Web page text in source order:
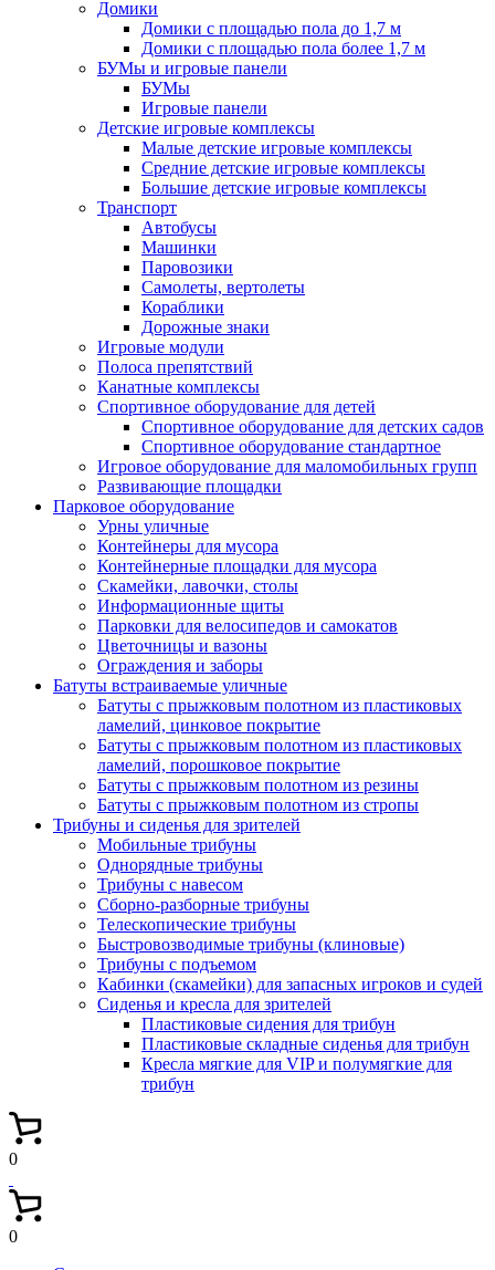
Домики
Домики с площадью пола до 1,7 м
Домики с площадью пола более 1,7 м
БУМы и игровые панели
БУМы
Игровые панели
Детские игровые комплексы
Малые детские игровые комплексы
Средние детские игровые комплексы
Большие детские игровые комплексы
Транспорт
Автобусы
Машинки
Паровозики
Самолеты, вертолеты
Кораблики
Дорожные знаки
Игровые модули
Полоса препятствий
Канатные комплексы
Спортивное оборудование для детей
Спортивное оборудование для детских садов
Спортивное оборудование стандартное
Игровое оборудование для маломобильных групп
Развивающие площадки
Парковое оборудование
Урны уличные
Контейнеры для мусора
Контейнерные площадки для мусора
Скамейки, лавочки, столы
Информационные щиты
Парковки для велосипедов и самокатов
Цветочницы и вазоны
Ограждения и заборы
Батуты встраиваемые уличные
Батуты с прыжковым полотном из пластиковых
ламелий, цинковое покрытие
Батуты с прыжковым полотном из пластиковых
ламелий, порошковое покрытие
Батуты с прыжковым полотном из резины
Батуты с прыжковым полотном из стропы
Трибуны и сиденья для зрителей
Мобильные трибуны
Однорядные трибуны
Трибуны с навесом
Сборно-разборные трибуны
Телескопические трибуны
Быстровозводимые трибуны (клиновые)
Трибуны с подъемом
Кабинки (скамейки) для запасных игроков и судей
Сиденья и кресла для зрителей
Пластиковые сидения для трибун
Пластиковые складные сиденья для трибун
Кресла мягкие для VIP и полумягкие для
трибун
0
0